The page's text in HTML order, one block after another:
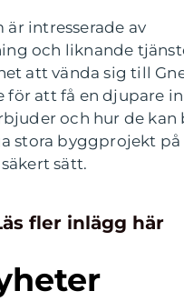
är intresserade av
och liknande
att vända sig till
för att få en djupare
och hur de kan
stora byggprojekt
sätt.
fler inlägg här